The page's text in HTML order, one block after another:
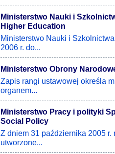
Ministerstwo Nauki i
Higher Education
Ministerstwo Nauki i
2006 r. do...
Ministerstwo Obrony
Zapis rangi ustawowej określa
organem...
Ministerstwo Pracy i polityki
Social Policy
Z dniem 31 października 2005
utworzone...